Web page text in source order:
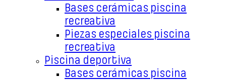
Bases cerámicas piscina
recreativa
Piezas especiales piscina
recreativa
Piscina deportiva
Bases cerámicas piscina